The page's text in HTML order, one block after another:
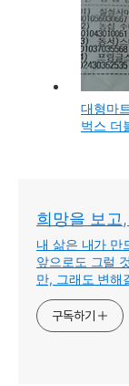
대형마
벅스 더
희망을 보고
내 삶은 내가 만
앞으로도 그럴
만, 그래도 변해
구독하기